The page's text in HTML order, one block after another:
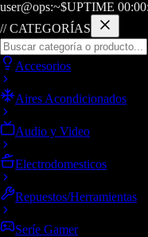
user@ops:~$UPTIME 00:00:
// CATEGORÍAS
Accesorios
Aires Acondicionados
Audio y Video
Electrodomesticos
Repuestos/Herramientas
Seríe Gamer